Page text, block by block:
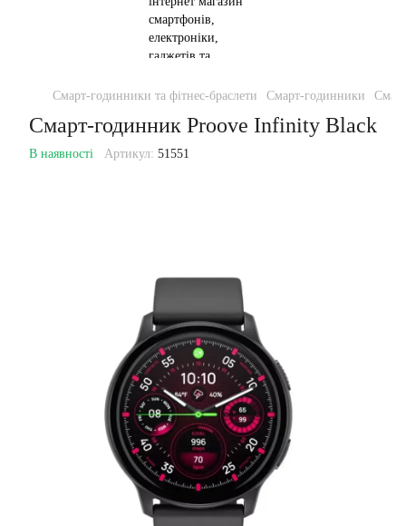
Смарт-годинники та фітнес-браслети Смарт-годинники
Смарт-годинник Proove Infinity Black
В наявності Артикул: 51551